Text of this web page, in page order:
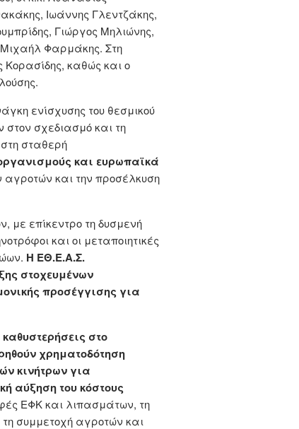
Ιωάννης Γλεντζάκης,
Γιώργος Μηλιώνης,
Μιχαήλ Φαρμάκης. Στη
Κορασίδης, καθώς και ο
ενίσχυσης του θεσμικού
στον σχεδιασμό και τη
σταθερή
και ευρωπαϊκά
αγροτών και την προσέλκυση
με επίκεντρο τη δυσμενή
και οι μεταποιητικές
Η ΕΘ.Ε.Α.Σ.
στοχευμένων
προσέγγισης για
καθυστερήσεις στο
χρηματοδότηση
κινήτρων για
αύξηση του κόστους
ΕΦΚ και λιπασμάτων, τη
τη συμμετοχή αγροτών και